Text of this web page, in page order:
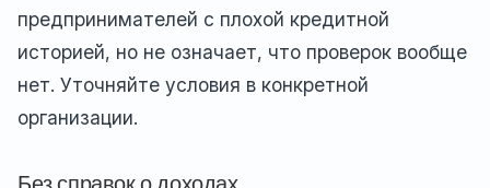
предпринимателей с плохой кредитной
историей, но не означает, что проверок вообще
нет. Уточняйте условия в конкретной
организации.